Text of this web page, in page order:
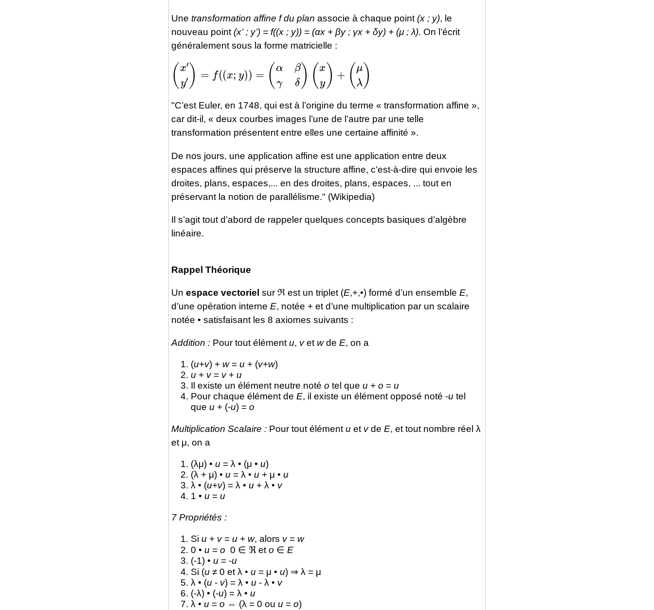
Une transformation affine f du plan associe à chaque point (x ; y), le
nouveau point (x’ ; y’) = f((x ; y)) = (αx + βy ; γx + δy) + (μ ; λ). On l’écrit
généralement sous la forme matricielle :
(x′y) x;y αβ )(x +(μ λ)
"C’est Euler, en 1748, qui est à l’origine du terme « transformation affine »,
car dit-il, « deux courbes images l’une de l’autre par une telle
transformation présentent entre elles une certaine affinité ».
De nos jours, une application affine est une application entre deux
espaces affines qui préserve la structure affine, c’est-à-dire qui envoie les
droites, plans, espaces,... en des droites, plans, espaces, ... tout en
préservant la notion de parallélisme." (Wikipedia)
Il s’agit tout d’abord de rappeler quelques concepts basiques d’algèbre
linéaire.
Rappel Théorique
Un espace vectoriel sur ℜ est un triplet (E,+,•) formé d’un ensemble E,
d’une opération interne E, notée + et d’une multiplication par un scalaire
notée • satisfaisant les 8 axiomes suivants :
Addition : Pour tout élémentu, vet wde E, on a
(u+v) + w= u + (v+w)
u + v= v+ u
Il existe un élément neutre noté o tel que u + o = u
Pour chaque élément de E, il existe un élément opposé noté -u tel
que u + (-u) = o
Multiplication Scalaire : Pour tout élément u et vde E, et tout nombre réel λ
et μ, on a
(λμ) • u = λ • (μ • u)
(λ + μ) • u = λ • u + μ • u
λ • (u+v) = λ • u + λ • v
1 • u = u
7 Propriétés :
Si u + v= u + w, alors v= w
0 • u = o 0 ∈ ℜ eto ∈ E
(-1) • u = -u
Si (u ≠ 0 et λ • u = μ • u) ⇒ λ = μ
λ • (u - v) = λ • u - λ • v
(-λ) • (-u) = λ • u
λ • u = o ⇔ (λ = 0 ou u = o)